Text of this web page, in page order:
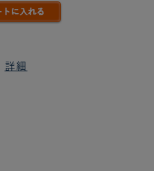
詳細